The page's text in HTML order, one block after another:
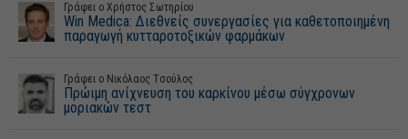
Γράφει o Χρήστος Σωτηρίου
Win Medica: Διεθνείς συνεργασίες για καθετοποιημένη
παραγωγή κυτταροτοξικών φαρμάκων
Γράφει ο Νικόλαος Tσούλος
Πρώιμη ανίχνευση του καρκίνου μέσω σύγχρονων
μοριακών τεστ